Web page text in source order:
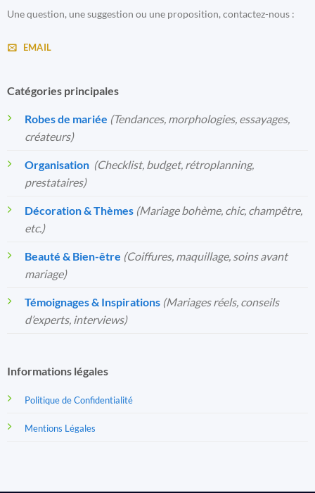
Une question, une suggestion ou une proposition, contactez-nous :
EMAIL
Catégories principales
Robes de mariée (Tendances, morphologies, essayages,
créateurs)
Organisation️ (Checklist, budget, rétroplanning,
prestataires)
Décoration & Thèmes (Mariage bohème, chic, champêtre,
etc.)
Beauté & Bien-être (Coiffures, maquillage, soins avant
mariage)
Témoignages & Inspirations (Mariages réels, conseils
d’experts, interviews)
Informations légales
Politique de Confidentialité
Mentions Légales